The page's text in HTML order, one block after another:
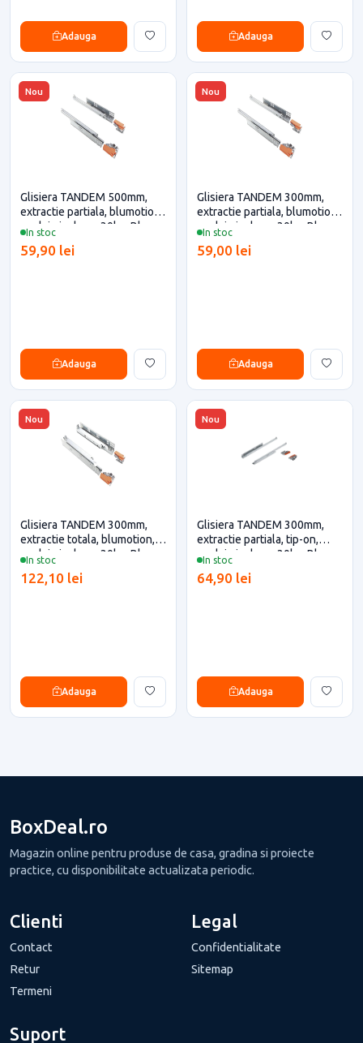
Adauga Adauga
Nou
In stoc
Glisiera TANDEM 500mm,
extractie partiala, blumotion,
cuplaje incluse, 30kg, Blum
eficiente
59,90 lei
Adauga
Nou
In stoc
Glisiera TANDEM 300mm,
extractie partiala, blumotion,
cuplaje incluse, 30kg, Blum
eficiente
59,00 lei
Adauga
Nou
In stoc
Glisiera TANDEM 300mm,
extractie totala, blumotion,
cuplaje incluse, 30kg, Blum
eficiente
122,10 lei
Adauga
Nou
In stoc
Glisiera TANDEM 300mm,
extractie partiala, tip-on,
cuplaje incluse, 30kg, Blum
eficiente
64,90 lei
Adauga
BoxDeal.ro
Magazin online pentru produse de casa, gradina si proiecte
practice, cu disponibilitate actualizata periodic.
Clienti
Contact
Retur
Termeni
Legal
Confidentialitate
Sitemap
Suport